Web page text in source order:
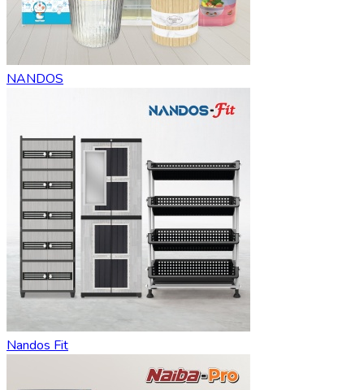
NANDOS
Nandos Fit